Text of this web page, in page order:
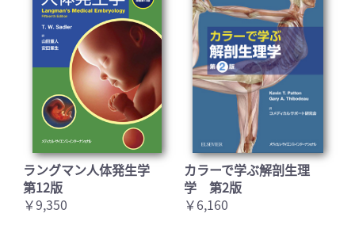
ラングマン人体発生学
第12版
￥9,350
カラーで学ぶ解剖生理
学 第2版
￥6,160